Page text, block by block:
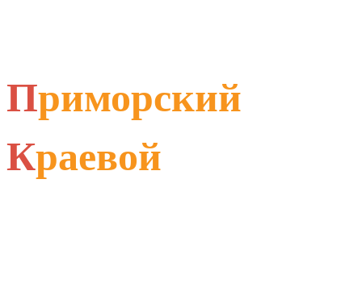
Приморский
Краевой